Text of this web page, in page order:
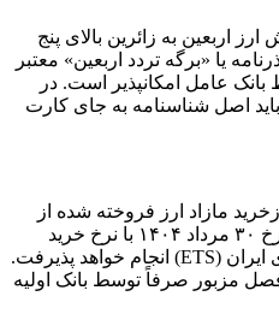
اربعین به زائرین بالای پنج
یا «برگه تردد اربعین» معتبر
عامل امکانپذیر است. در
بین ۵ تا ۱۵ سال باید اصل شناسنامه به جای کارت
مازاد ارز فروخته شده از
زائرین محترم تا روز پنج‌شنبه مورخ ۳۰ مرداد ۱۴۰۴ با نرخ خرید
اسکناس مرکز مبادله ارز و طلای ایران (ETS) انجام خواهد پذیرفت.
مزبور صرفاً توسط بانک اولیه